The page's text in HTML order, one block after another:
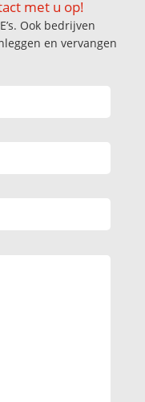
met u op!
Ook bedrijven
en vervangen